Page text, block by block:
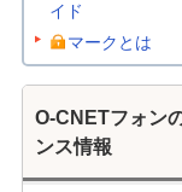
イド
マークとは
O-CNETフォン
ンス情報